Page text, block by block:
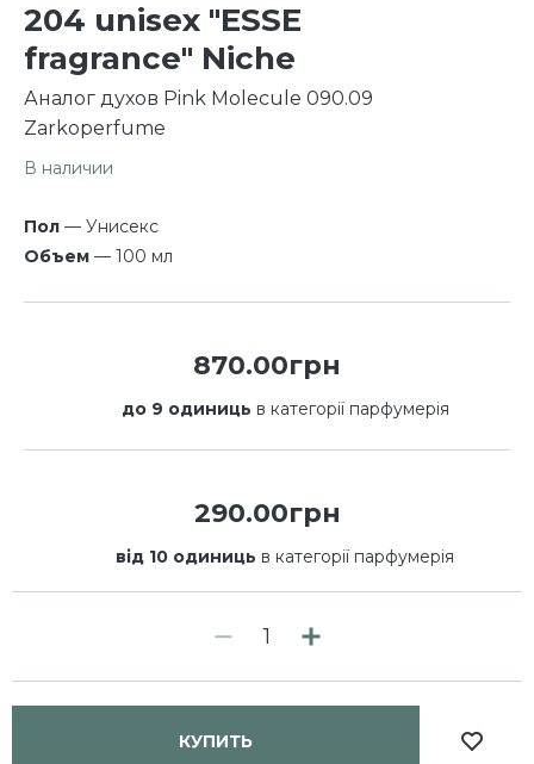
204 unisex "ESSE
fragrance" Niche
Аналог духов Pink Molecule 090.09
Zarkoperfume
В наличии
Пол
— Унисекс
Объем
— 100 мл
870.00грн
до 9 одиниць в категорії парфумерія
290.00грн
від 10 одиниць в категорії парфумерія
КУПИТЬ